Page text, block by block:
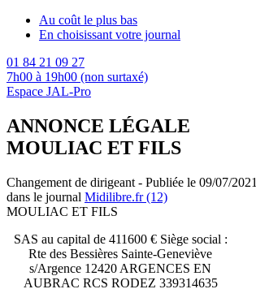
Au coût le plus bas
En choisissant votre journal
01 84 21 09 27
7h00 à 19h00 (non surtaxé)
Espace JAL-Pro
ANNONCE LÉGALE
MOULIAC ET FILS
Changement de dirigeant - Publiée le 09/07/2021
dans le journal Midilibre.fr (12)
MOULIAC ET FILS
SAS au capital de 411600 € Siège social :
Rte des Bessières Sainte-Geneviève
s/Argence 12420 ARGENCES EN
AUBRAC RCS RODEZ 339314635